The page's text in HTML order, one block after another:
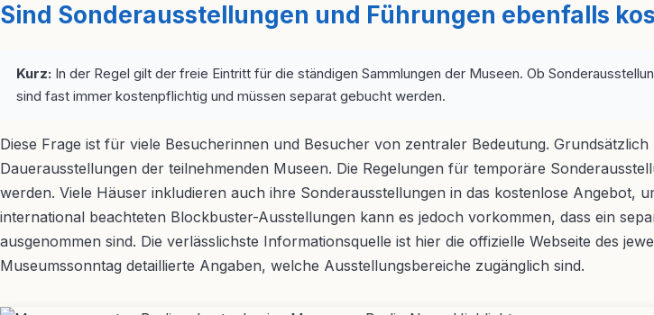
Sind Sonderausstellungen und Führungen ebenfalls
Kurz: In der Regel gilt der freie Eintritt für die ständigen Sammlungen der Museen. Ob
sind fast immer kostenpflichtig und müssen separat gebucht werden.
Diese Frage ist für viele Besucherinnen und Besucher von zentraler Bedeutung.
Dauerausstellungen der teilnehmenden Museen. Die Regelungen für temporäre
werden. Viele Häuser inkludieren auch ihre Sonderausstellungen in das kostenlose Angebot,
international beachteten Blockbuster-Ausstellungen kann es jedoch vorkommen, dass ein
ausgenommen sind. Die verlässlichste Informationsquelle ist hier die offizielle Webseite des
Museumssonntag detaillierte Angaben, welche Ausstellungsbereiche zugänglich sind.